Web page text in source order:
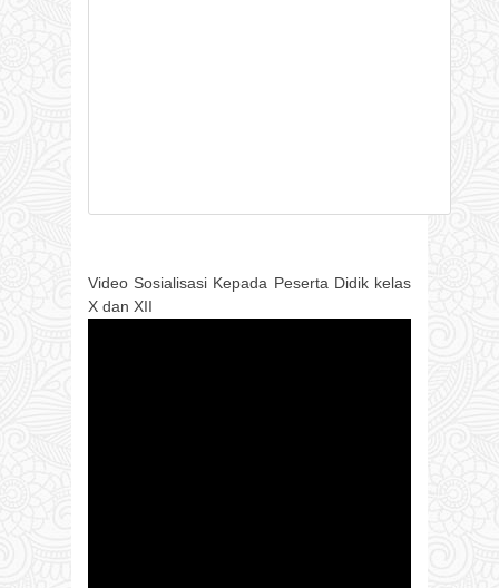
Video Sosialisasi Kepada Peserta Didik kelas
X dan XII